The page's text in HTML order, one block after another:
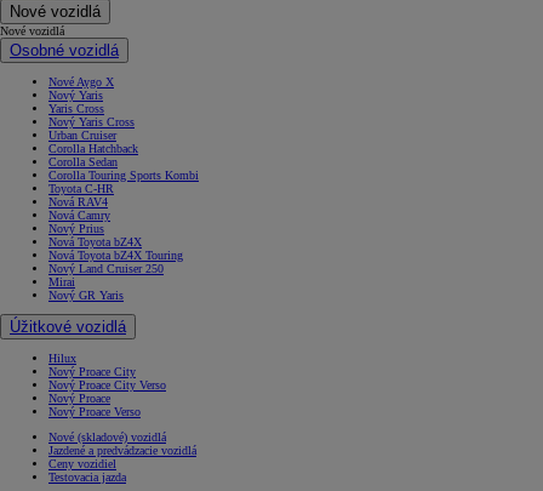
Nové vozidlá
Nové vozidlá
Osobné vozidlá
Nové Aygo X
Nový Yaris
Yaris Cross
Nový Yaris Cross
Urban Cruiser
Corolla Hatchback
Corolla Sedan
Corolla Touring Sports Kombi
Toyota C-HR
Nová RAV4
Nová Camry
Nový Prius
Nová Toyota bZ4X
Nová Toyota bZ4X Touring
Nový Land Cruiser 250
Mirai
Nový GR Yaris
Úžitkové vozidlá
Hilux
Nový Proace City
Nový Proace City Verso
Nový Proace
Nový Proace Verso
Nové (skladové) vozidlá
Jazdené a predvádzacie vozidlá
Ceny vozidiel
Testovacia jazda